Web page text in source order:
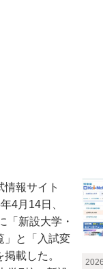
報サイト
4月14日、
「新設大学・
」と「入試変
載した。